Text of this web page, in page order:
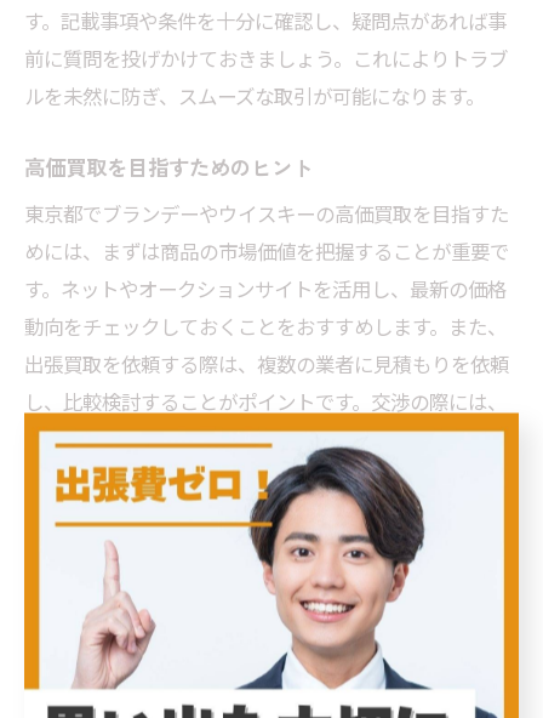
す。記載事項や条件を十分に確認し、疑問点があれば事
前に質問を投げかけておきましょう。これによりトラブ
ルを未然に防ぎ、スムーズな取引が可能になります。
高価買取を目指すためのヒント
東京都でブランデーやウイスキーの高価買取を目指すた
めには、まずは商品の市場価値を把握することが重要で
す。ネットやオークションサイトを活用し、最新の価格
動向をチェックしておくことをおすすめします。また、
出張買取を依頼する際は、複数の業者に見積もりを依頼
し、比較検討することがポイントです。交渉の際には、
他の業者の見積もりを提示することで、より良い条件を
引き出すことが可能です。さらに、買取対象の商品の保
存状態を良好に保つことも高価買取の鍵となります。特
にラベルやボトルの状態が良く、オリジナルの箱がある
場合は査定に有利に働くことが多いです。最終的に、業
者とのコミュニケーションを大切にし、誠実かつ透明性
のある取引を心掛けましょう。